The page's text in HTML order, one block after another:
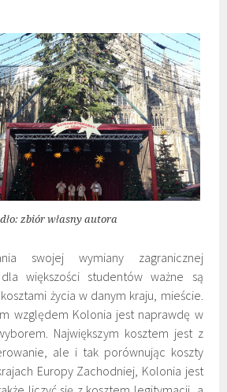
zbiór własny autora
swojej wymiany zagranicznej
większości studentów ważne są
życia w danym kraju, mieście.
względem Kolonia jest naprawdę w
Największym kosztem jest z
ale i tak porównując koszty
Europy Zachodniej, Kolonia jest